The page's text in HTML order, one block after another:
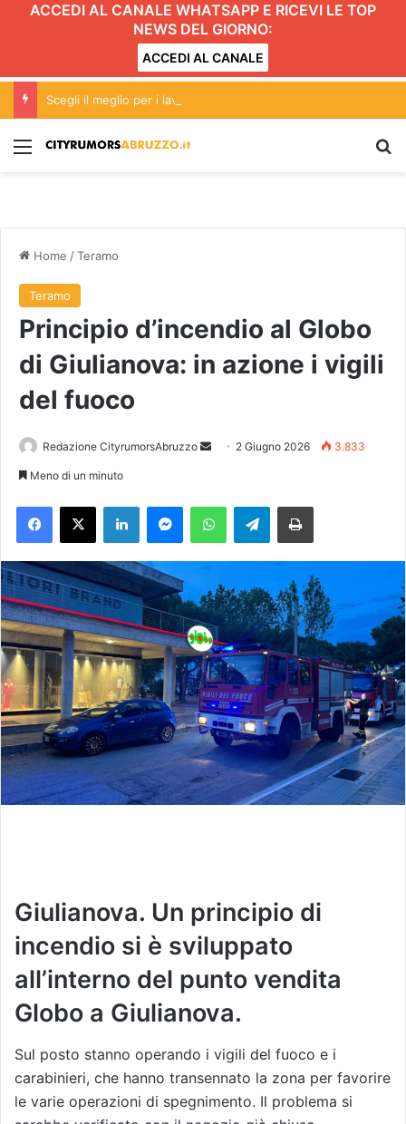
ACCEDI AL CANALE WHATSAPP E RICEVI LE TOP
NEWS DEL GIORNO:
ACCEDI AL CANALE
Menu
Home /Teramo
Teramo
Principio d’incendio al Globo
di Giulianova: in azione i vigili
del fuoco
Redazione CityrumorsAbruzzo
a
'
m
a
i
l
2 Giugno 2026 3.833
Meno di un minuto
Telegram
Giulianova. Un principio di
incendio si è sviluppato
all’interno del punto vendita
Globo a Giulianova.
Sul posto stanno operando i vigili del fuoco e i
carabinieri, che hanno transennato la zona per favorire
le varie operazioni di spegnimento. Il problema si